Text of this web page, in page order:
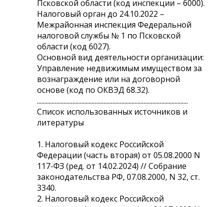
Псковской области (код инспекции – 6000).
Налоговый орган до 24.10.2022 –
Межрайонная инспекция Федеральной
налоговой службы № 1 по Псковской
области (код 6027).
Основной вид деятельности организации:
Управление недвижимым имуществом за
вознаграждение или на договорной
основе (код по ОКВЭД 68.32).
......................................................................................................
Список использованных источников и
литературы
1. Налоговый кодекс Российской
Федерации (часть вторая) от 05.08.2000 N
117-ФЗ (ред. от 14.02.2024) // Собрание
законодательства РФ, 07.08.2000, N 32, ст.
3340.
2. Налоговый кодекс Российской